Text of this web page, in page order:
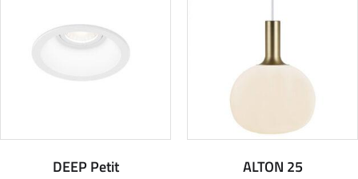
DEEP Petit ALTON 25